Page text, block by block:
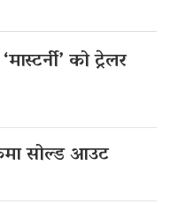
को ट्रेलर
सोल्ड आउट